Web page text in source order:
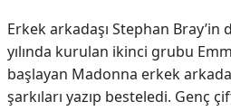
Erkek arkadaşı Stephan Bray’in
yılında kurulan ikinci grubu
başlayan Madonna erkek
şarkıları yazıp besteledi. Genç